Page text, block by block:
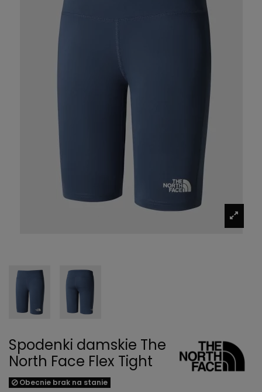
Spodenki damskie The
North Face Flex Tight
Obecnie brak na stanie